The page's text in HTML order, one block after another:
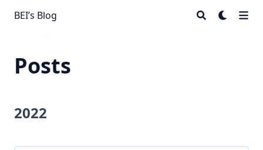
BEI’s Blog
Posts
2022